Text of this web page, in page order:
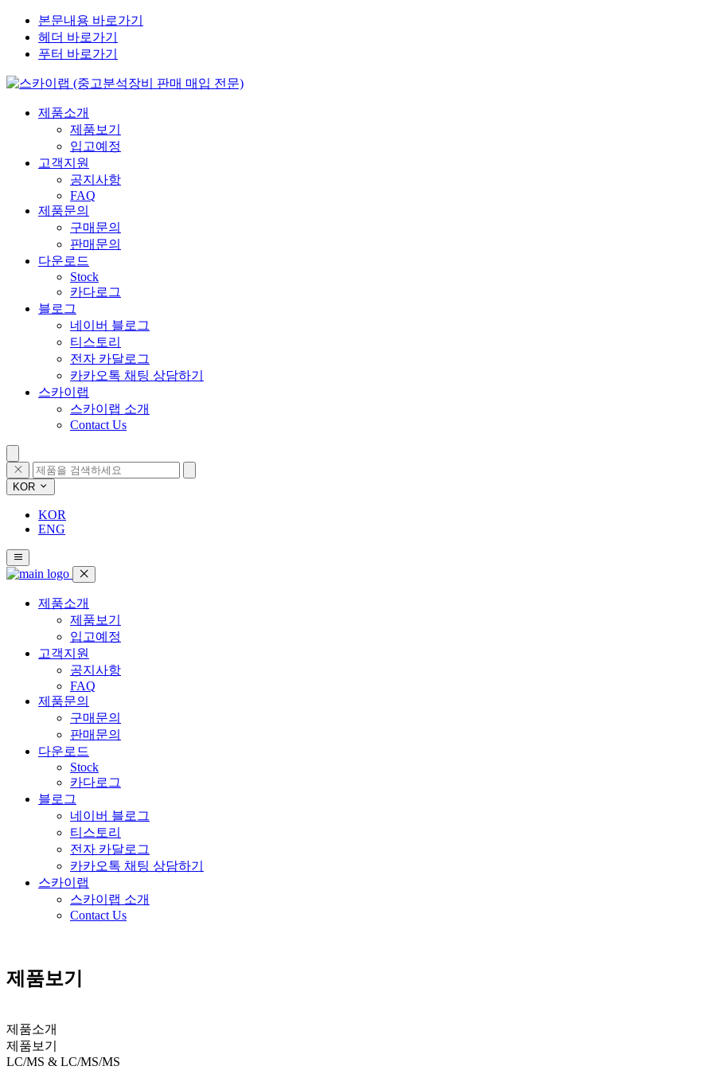
본문내용 바로가기
헤더 바로가기
푸터 바로가기
제품소개
제품보기
입고예정
고객지원
공지사항
FAQ
제품문의
구매문의
판매문의
다운로드
Stock
카다로그
블로그
네이버 블로그
티스토리
전자 카달로그
카카오톡 채팅 상담하기
스카이랩
스카이랩 소개
Contact Us
KOR
KOR
ENG
제품소개
제품보기
입고예정
고객지원
공지사항
FAQ
제품문의
구매문의
판매문의
다운로드
Stock
카다로그
블로그
네이버 블로그
티스토리
전자 카달로그
카카오톡 채팅 상담하기
스카이랩
스카이랩 소개
Contact Us
제품보기
제품소개
제품보기
LC/MS & LC/MS/MS